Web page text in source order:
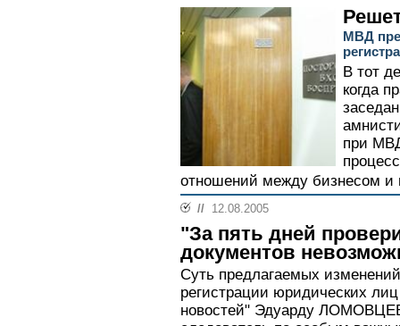
МВД
В тот
когда
при
отношений между бизнесом и
// 12.08.2005
"За пять дней
документов
Суть предлагаемых
регистрации юридических
новостей" Эдуарду